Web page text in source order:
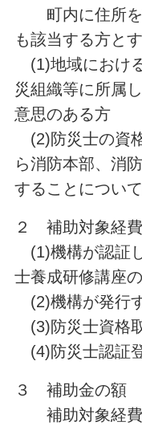
町内に住所を
も該当する方とす
(1)地域におけ
災組織等に所属
意思のある方
(2)防災士の資
ら消防本部、消
することについ
２ 補助対象経費
(1)機構が認証
士養成研修講座
(2)機構が発行
(3)防災士資格
(4)防災士認証
３ 補助金の額
補助対象経費